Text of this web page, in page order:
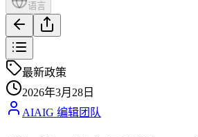
语言
最新政策
2026年3月28日
AIAIG 编辑团队